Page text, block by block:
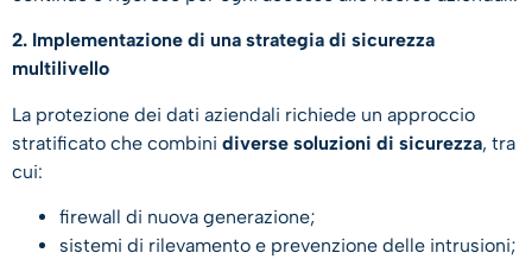
2. Implementazione di una strategia di sicurezza
multilivello
La protezione dei dati aziendali richiede un approccio
stratificato che combini diverse soluzioni di sicurezza, tra
cui:
firewall di nuova generazione;
sistemi di rilevamento e prevenzione delle intrusioni;